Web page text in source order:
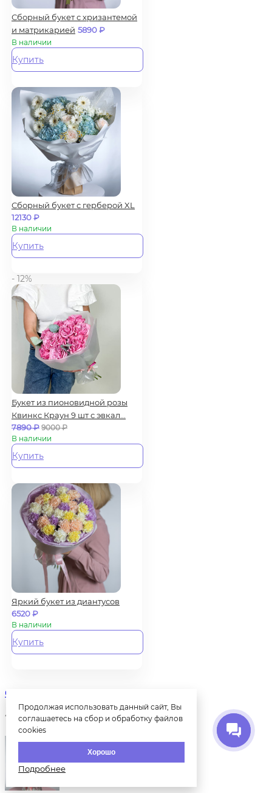
Сборный букет с хризантемой
и матрикарией 5890₽
В наличии
Купить
Сборный букет с герберой XL
12130₽
В наличии
Купить
- 12%
Букет из пионовидной розы
Квинкс Краун 9 шт с эвкал...
7890₽ 9000₽
В наличии
Купить
Яркий букет из диантусов
6520₽
В наличии
Купить
Сборный букет гортензия и пион...
4200₽
Продолжая использовать данный сайт, Вы
соглашаетесь на сбор и обработку файлов
cookies
Хорошо
Подробнее